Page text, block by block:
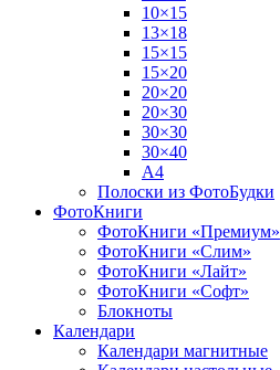
10×15
13×18
15×15
15×20
20×20
20×30
30×30
30×40
A4
Полоски из ФотоБудки
ФотоКниги
ФотоКниги «Премиум»
ФотоКниги «Слим»
ФотоКниги «Лайт»
ФотоКниги «Софт»
Блокноты
Календари
Календари магнитные